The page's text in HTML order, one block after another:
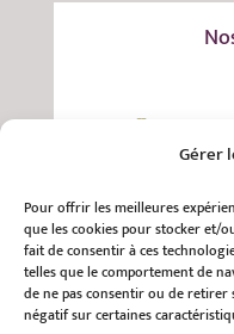
Gérer
Pour offrir les meilleures
que les cookies pour stocker et/
fait de consentir à ces
telles que le comportement de
de ne pas consentir ou de
négatif sur certaines